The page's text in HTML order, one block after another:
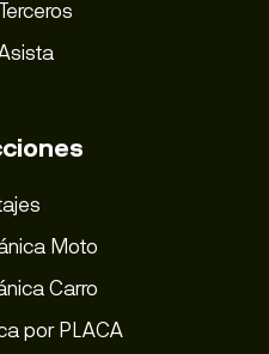
Moto
Carro
por PLACA